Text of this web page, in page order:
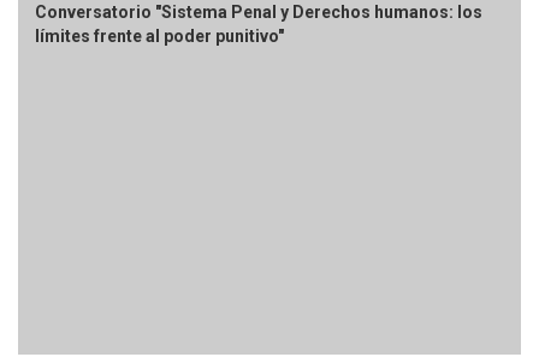
Conversatorio "Sistema Penal y Derechos humanos: los
límites frente al poder punitivo"